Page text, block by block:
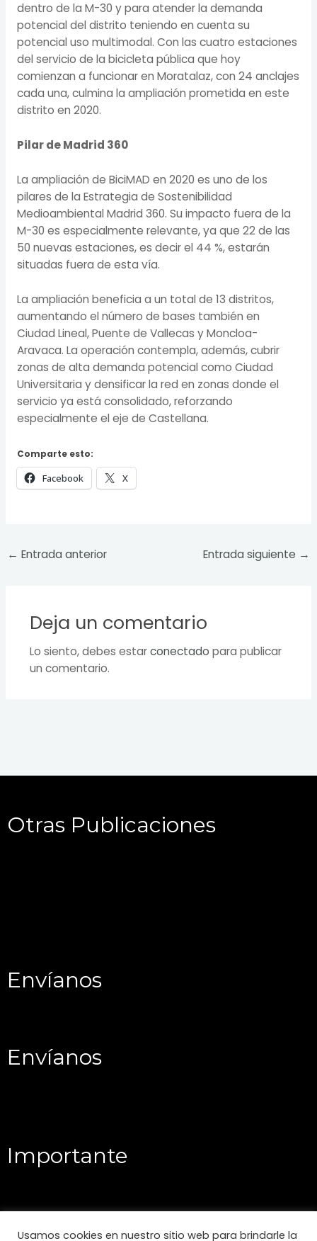
dentro de la M-30 y para atender la demanda
potencial del distrito teniendo en cuenta su
potencial uso multimodal. Con las cuatro estaciones
del servicio de la bicicleta pública que hoy
comienzan a funcionar en Moratalaz, con 24 anclajes
cada una, culmina la ampliación prometida en este
distrito en 2020.
Pilar de Madrid 360
La ampliación de BiciMAD en 2020 es uno de los
pilares de la Estrategia de Sostenibilidad
Medioambiental Madrid 360. Su impacto fuera de la
M-30 es especialmente relevante, ya que 22 de las
50 nuevas estaciones, es decir el 44 %, estarán
situadas fuera de esta vía.
La ampliación beneficia a un total de 13 distritos,
aumentando el número de bases también en
Ciudad Lineal, Puente de Vallecas y Moncloa-
Aravaca. La operación contempla, además, cubrir
zonas de alta demanda potencial como Ciudad
Universitaria y densificar la red en zonas donde el
servicio ya está consolidado, reforzando
especialmente el eje de Castellana.
Comparte esto:
Facebook X
← Entrada anterior Entrada siguiente →
Deja un comentario
Lo siento, debes estarconectado para publicar
un comentario.
Otras Publicaciones
Envíanos
Envíanos
Importante
Usamos cookies en nuestro sitio web para brindarle la